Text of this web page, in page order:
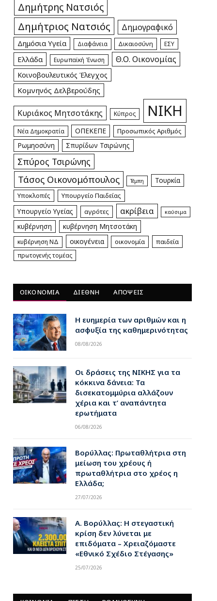
Δημήτρης Νατσιός
Δημήτριος Νατσιός Δημογραφικό
Δημόσια Υγεία Διαφάνεια Δικαιοσύνη ΕΣΥ
Ελλάδα Ευρωπαϊκή Ένωση Θ.Ο. Οικονομίας
Κοινοβουλευτικός Έλεγχος
Κομνηνός Δελβερούδης
Κυριάκος Μητσοτάκης Κύπρος ΝΙΚΗ
Νέα Δημοκρατία ΟΠΕΚΕΠΕ Προσωπικός Αριθμός
Ρωμηοσύνη Σπυρίδων Τσιρώνης
Σπύρος Τσιρώνης
Τάσος Οικονομόπουλος Τέμπη Τουρκία
Υποκλοπές Υπουργείο Παιδείας
Υπουργείο Υγείας αγρότες ακρίβεια καύσιμα
κυβέρνηση κυβέρνηση Μητσοτάκη
κυβέρνηση ΝΔ οικογένεια οικονομία παιδεία
πρωτογενής τομέας
ΟΙΚΟΝΟΜΙΑ ΔΙΕΘΝΗ ΑΠΟΨΕΙΣ
Η ευημερία των αριθμών και η
ασφυξία της καθημερινότητας
08/08/2026
Οι δράσεις της ΝΙΚΗΣ για τα
κόκκινα δάνεια: Τα
δισεκατομμύρια αλλάζουν
χέρια και τ’ αναπάντητα
ερωτήματα
06/08/2026
Βορύλλας: Πρωταθλήτρια στη
μείωση του χρέους ή
πρωταθλήτρια στο χρέος η
Ελλάδα;
27/07/2026
Α. Βορύλλας: Η στεγαστική
κρίση δεν λύνεται με
επιδόματα – Χρειαζόμαστε
«Εθνικό Σχέδιο Στέγασης»
25/07/2026